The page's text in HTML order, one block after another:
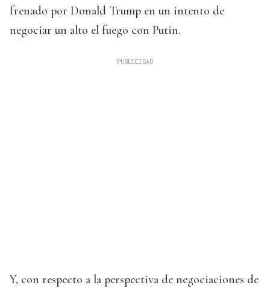
frenado por Donald Trump en un intento de
negociar un alto el fuego con Putin.
Y, con respecto a la perspectiva de negociaciones de